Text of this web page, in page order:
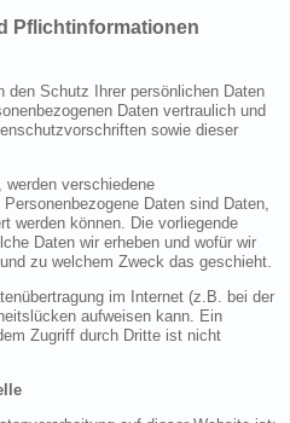
Pflichtinformationen
den Schutz Ihrer persönlichen Daten
Daten vertraulich und
sowie dieser
verschiedene
Daten sind Daten,
werden können. Die vorliegende
Daten wir erheben und wofür wir
zu welchem Zweck das geschieht.
im Internet (z.B. bei der
aufweisen kann. Ein
Zugriff durch Dritte ist nicht